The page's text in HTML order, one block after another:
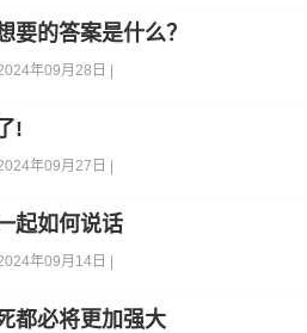
要的答案是什么？
年09月28日 |
!
年09月27日 |
起如何说话
年09月14日 |
都必将更加强大